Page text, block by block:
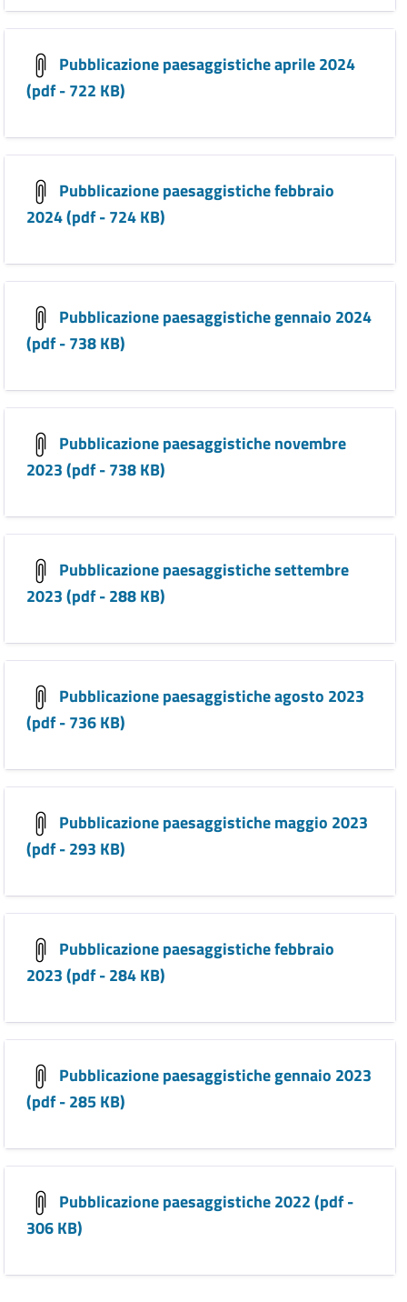
Pubblicazione paesaggistiche aprile 2024
(pdf - 722 KB)
Pubblicazione paesaggistiche febbraio
2024 (pdf - 724 KB)
Pubblicazione paesaggistiche gennaio 2024
(pdf - 738 KB)
Pubblicazione paesaggistiche novembre
2023 (pdf - 738 KB)
Pubblicazione paesaggistiche settembre
2023 (pdf - 288 KB)
Pubblicazione paesaggistiche agosto 2023
(pdf - 736 KB)
Pubblicazione paesaggistiche maggio 2023
(pdf - 293 KB)
Pubblicazione paesaggistiche febbraio
2023 (pdf - 284 KB)
Pubblicazione paesaggistiche gennaio 2023
(pdf - 285 KB)
Pubblicazione paesaggistiche 2022 (pdf -
306 KB)